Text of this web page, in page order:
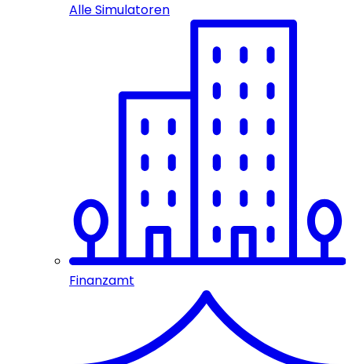
Alle Simulatoren
Finanzamt